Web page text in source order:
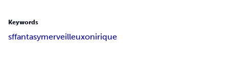
Keywords
sffantasymerveilleuxonirique